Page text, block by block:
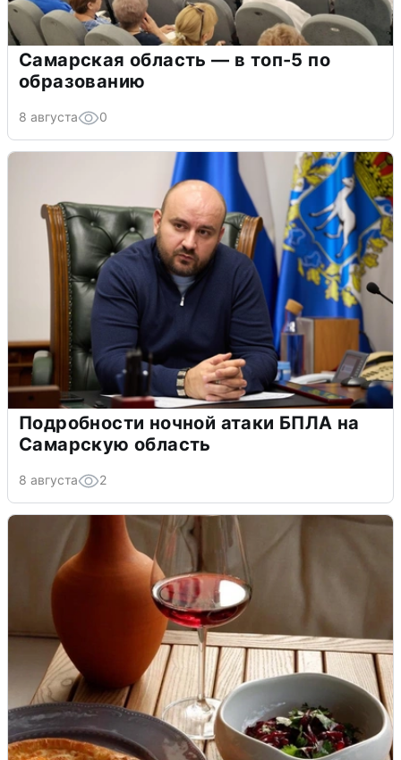
Самарская область — в топ-5 по
образованию
8 августа 0
Подробности ночной атаки БПЛА на
Самарскую область
8 августа 2